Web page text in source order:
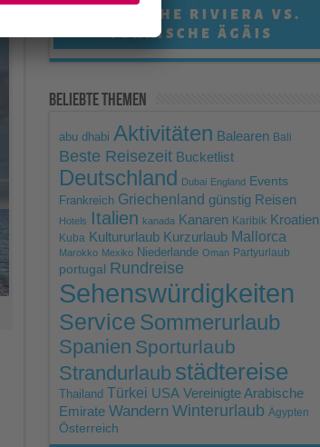
Beliebte Themen
abu dhabi Aktivitäten Balearen Bali
Beste Reisezeit Bucketlist
Deutschland Dubai England Events
Frankreich Griechenland günstig Reisen
Hotels Italien kanada Kanaren Karibik Kroatien
Kuba Kultururlaub Kurzurlaub Mallorca
Marokko Mexiko Niederlande Oman Partyurlaub
portugal Rundreise
Sehenswürdigkeiten
Service Sommerurlaub
Spanien Sporturlaub
Strandurlaub städtereise
Thailand Türkei USA Vereinigte Arabische
Emirate Wandern Winterurlaub Ägypten
Österreich